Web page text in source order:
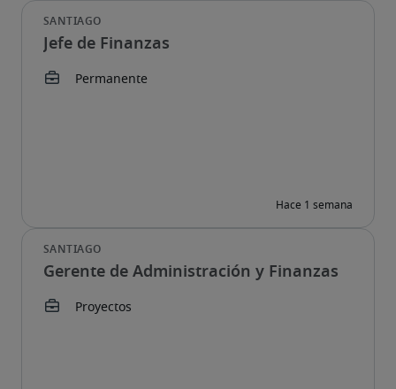
Jefe de Finanzas
Gerente de Administración y Finanzas